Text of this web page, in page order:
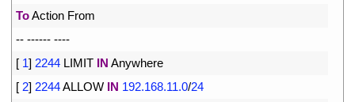
ToAction From
-- ------ ----
[ 1] 2244 LIMIT IN Anywhere
[ 2] 2244ALLOW IN 192.168.11.0/24